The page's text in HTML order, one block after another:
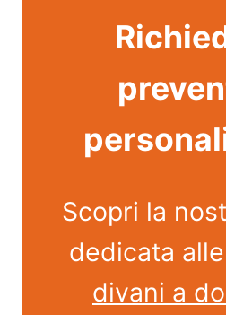
Scopri la
dedicata alle
divani a